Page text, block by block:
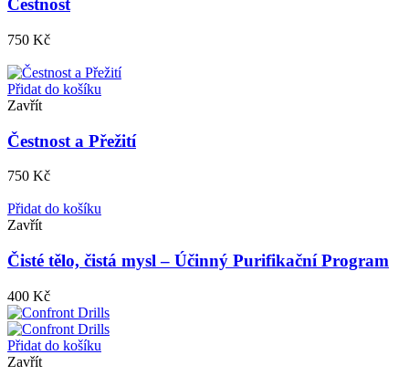
Čestnost
750 Kč
Přidat do košíku
Zavřít
Čestnost a Přežití
750 Kč
Přidat do košíku
Zavřít
Čisté tělo, čistá mysl – Účinný Purifikační Program
400 Kč
Přidat do košíku
Zavřít